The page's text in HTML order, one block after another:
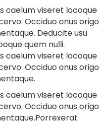
caelum viseret locoque
Occiduo onus origo
Deducite usu
quem nulli.
caelum viseret locoque
Occiduo onus origo
caelum viseret locoque
Occiduo onus origo